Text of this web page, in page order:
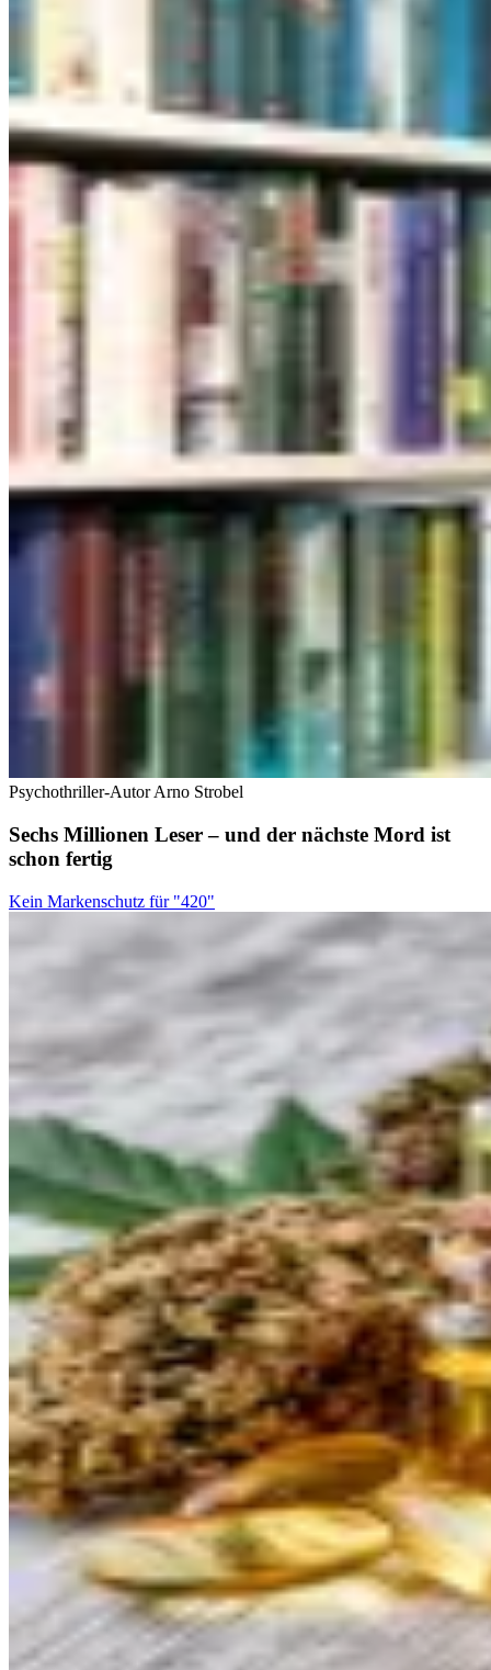
Psychothriller-Autor Arno Strobel
Sechs Millionen Leser – und der nächste Mord ist
schon fertig
Kein Markenschutz für "420"